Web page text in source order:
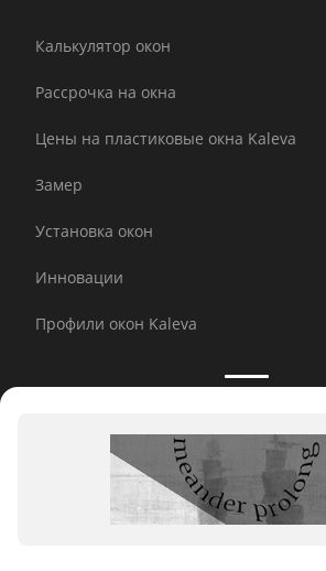
Калькулятор окон
Рассрочка на окна
Цены на пластиковые окна Kaleva
Замер
Установка окон
Инновации
Профили окон Kaleva
Принимаем к оплате:
E-mail рассылка